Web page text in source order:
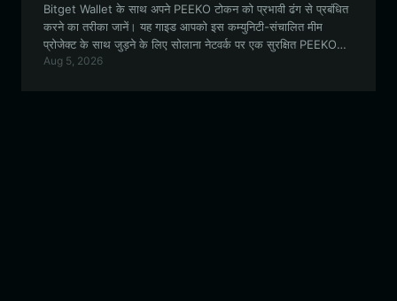
Bitget Wallet के साथ अपने PEEKO टोकन को प्रभावी ढंग से प्रबंधित
करने का तरीका जानें। यह गाइड आपको इस कम्युनिटी-संचालित मीम
प्रोजेक्ट के साथ जुड़ने के लिए सोलाना नेटवर्क पर एक सुरक्षित PEEKO
वॉलेट सेट करने के बारे में जानने के लिए आवश्यक सभी जानकारी प्रदान
Aug 5, 2026